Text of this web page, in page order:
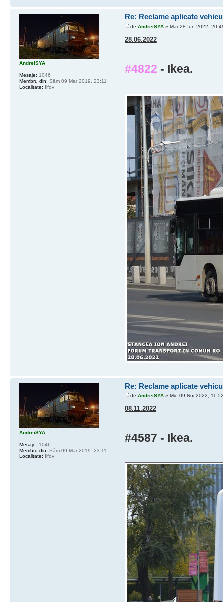
Re: Reclame aplicate
de AndreiSYA» Mar 28 Iun 2022,
28.06.2022
#4822 - Ikea.
AndreiSYA
Mesaje: 1046
Membru din: Sâm 09 Mar 2019, 23:11
Localitate: Ilfov
Re: Reclame aplicate
de AndreiSYA» Mie 09 Noi 2022, 11:52
08.11.2022
#4587 - Ikea.
AndreiSYA
Mesaje: 1046
Membru din: Sâm 09 Mar 2019, 23:11
Localitate: Ilfov